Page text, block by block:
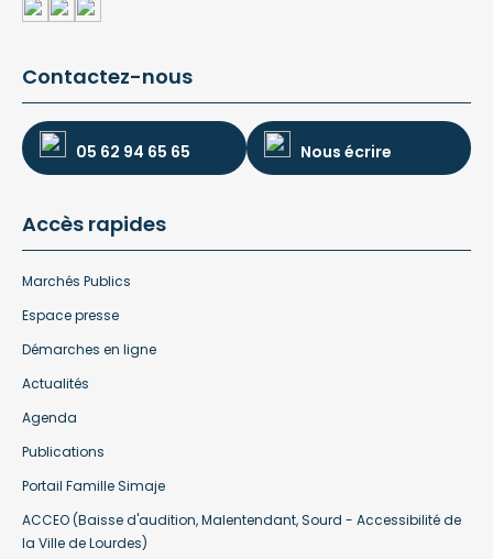
Contactez-nous
05 62 94 65 65 Nous écrire
Accès rapides
Marchés Publics
Espace presse
Démarches en ligne
Actualités
Agenda
Publications
Portail Famille Simaje
ACCEO (Baisse d'audition, Malentendant, Sourd - Accessibilité de
la Ville de Lourdes)